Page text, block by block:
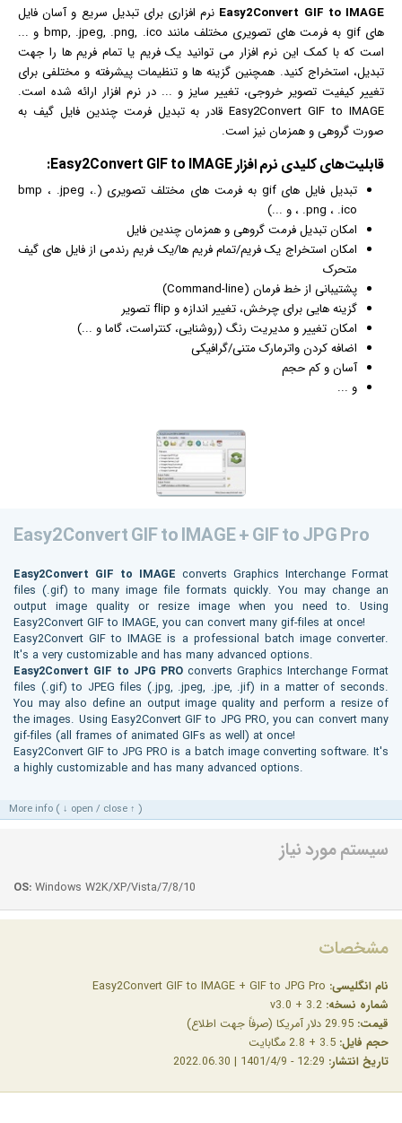
Easy2Convert GIF to IMAGE نرم افزاری برای تبدیل سریع و آسان فایل
های gif به فرمت های تصویری مختلف مانند bmp, .jpeg, .png, .ico و ...
است که با کمک این نرم افزار می توانید یک فریم یا تمام فریم ها را جهت
تبدیل، استخراج کنید. همچنین گزینه ها و تنظیمات پیشرفته و مختلفی برای
تغییر کیفیت تصویر خروجی، تغییر سایز و ... در نرم افزار ارائه شده است.
Easy2Convert GIF to IMAGE قادر به تبدیل فرمت چندین فایل گیف به
صورت گروهی و همزمان نیز است.
قابلیت‌های کلیدی نرم افزار
تبدیل فایل های gif به فرمت های مختلف تصویری (.bmp ، .jpeg ،
.png ، .ico ، و ...)
امکان تبدیل فرمت گروهی و همزمان چندین فایل
امکان استخراج یک فریم/تمام فریم ها/یک فریم رندمی از فایل های گیف
متحرک
پشتیبانی از خط فرمان (Command-line)
گزینه هایی برای چرخش، تغییر اندازه و flip تصویر
امکان تغییر و مدیریت رنگ (روشنایی، کنتراست، گاما و ...)
اضافه کردن واترمارک متنی/گرافیکی
آسان و کم حجم
و ...
Easy2Convert GIF to IMAGE + GIF to JPG Pro
Easy2Convert GIF to IMAGE converts Graphics Interchange Format
files (.gif) to many image file formats quickly. You may change an
output image quality or resize image when you need to. Using
Easy2Convert GIF to IMAGE, you can convert many gif-files at once!
Easy2Convert GIF to IMAGE is a professional batch image converter.
It's a very customizable and has many advanced options.
Easy2Convert GIF to JPG PRO converts Graphics Interchange Format
files (.gif) to JPEG files (.jpg, .jpeg, .jpe, .jif) in a matter of seconds.
You may also define an output image quality and perform a resize of
the images. Using Easy2Convert GIF to JPG PRO, you can convert many
gif-files (all frames of animated GIFs as well) at once!
Easy2Convert GIF to JPG PRO is a batch image converting software. It's
a highly customizable and has many advanced options.
More info ( ↓ open / close ↑ )
سیستم مورد نیاز
OS: Windows W2K/XP/Vista/7/8/10
مشخصات
نام انگلیسی:
شماره نسخه:
قیمت:
حجم فایل:
تاریخ انتشار: